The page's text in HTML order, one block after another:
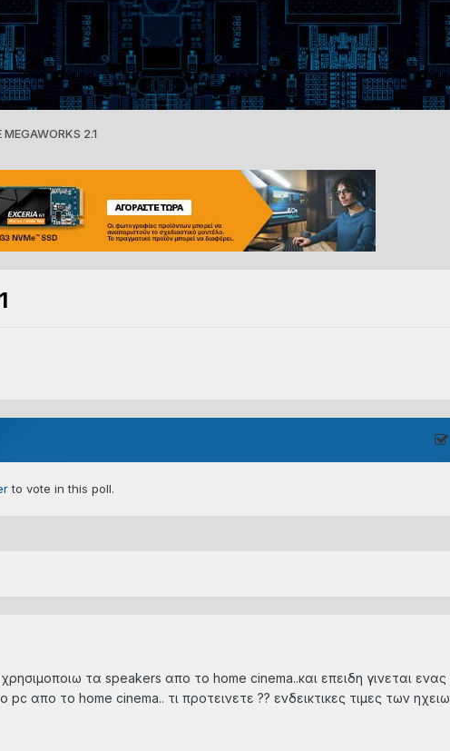
2.1
to vote in this poll.
τα speakers απο το home cinema..και επειδη γινεται
το home cinema.. τι προτεινετε ?? ενδεικτικες τιμες των